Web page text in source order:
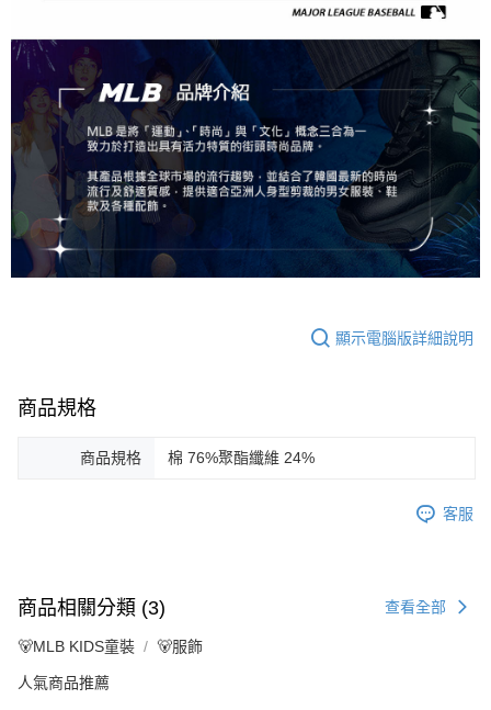
顯示電腦版詳細說明
商品規格
商品規格 棉 76%聚酯纖維 24%
客服
商品相關分類 (3) 查看全部
🐻MLB KIDS童裝 🐻服飾
人氣商品推薦